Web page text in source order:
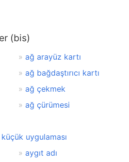
(bis)
ağ arayüz kartı
ağ bağdaştırıcı kartı
ağ çekmek
ağ çürümesi
uygulaması
aygıt adı